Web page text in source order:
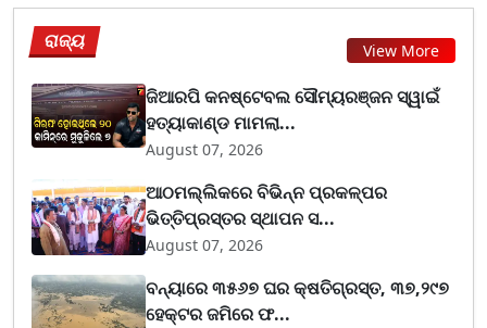
ରାଜ୍ୟ View More
ଜିଆରପି କନଷ୍ଟେବଲ ସୌମ୍ୟରଞ୍ଜନ ସ୍ୱାଇଁ
ହତ୍ୟାକାଣ୍ଡ ମାମଲା...
August 07, 2026
ଆଠମଲ୍ଲିକରେ ବିଭିନ୍ନ ପ୍ରକଳ୍ପର
ଭିତ୍ତିପ୍ରସ୍ତର ସ୍ଥାପନ ସ...
August 07, 2026
ବନ୍ୟାରେ ୩୫୬୭ ଘର କ୍ଷତିଗ୍ରସ୍ତ, ୩୭,୨୯୭
ହେକ୍ଟର ଜମିରେ ଫ...